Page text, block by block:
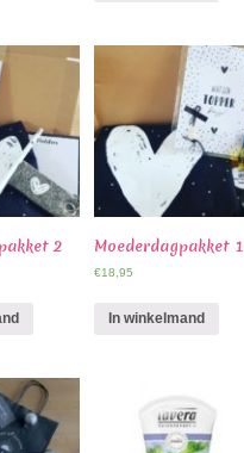
2 Moederdagpakket 1
€18,95
In winkelmand